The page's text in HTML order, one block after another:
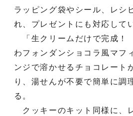
ラッピング袋やシール、レシ
れ、プレゼントにも対応して
「生クリームだけで完成
わフォンダンショコラ風マフ
ンジで溶かせるチョコレート
り、湯せんが不要で簡単に調
る。
クッキーのキット同様に、